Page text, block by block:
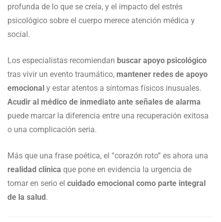
profunda de lo que se creía, y el impacto del estrés
psicológico sobre el cuerpo merece atención médica y
social.
Los especialistas recomiendan buscar apoyo psicológico
tras vivir un evento traumático, mantener redes de apoyo
emocional y estar atentos a síntomas físicos inusuales.
Acudir al médico de inmediato ante señales de alarma
puede marcar la diferencia entre una recuperación exitosa
o una complicación seria.
Más que una frase poética, el “corazón roto” es ahora una
realidad clínica que pone en evidencia la urgencia de
tomar en serio el cuidado emocional como parte integral
de la salud.